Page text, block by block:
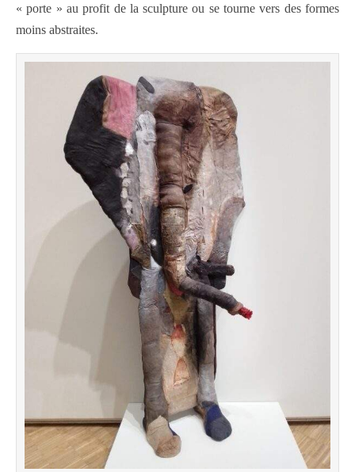
« porte » au profit de la sculpture ou se tourne vers des formes
moins abstraites.